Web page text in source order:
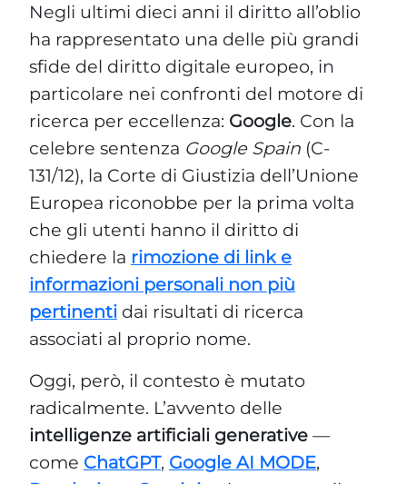
Negli ultimi dieci anni il diritto all’oblio
ha rappresentato una delle più grandi
sfide del diritto digitale europeo, in
particolare nei confronti del motore di
ricerca per eccellenza: Google. Con la
celebre sentenza Google Spain (C-
131/12), la Corte di Giustizia dell’Unione
Europea riconobbe per la prima volta
che gli utenti hanno il diritto di
chiedere la rimozione di link e
informazioni personali non più
pertinenti dai risultati di ricerca
associati al proprio nome.
Oggi, però, il contesto è mutato
radicalmente. L’avvento delle
intelligenze artificiali generative —
come ChatGPT, Google AI MODE,